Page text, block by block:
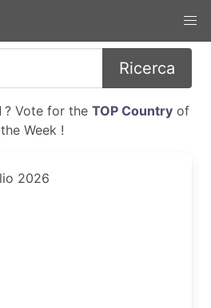
Ricerca
? Vote for the TOP Countryof
the Week !
2026